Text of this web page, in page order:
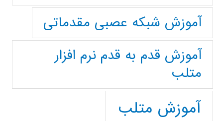
آموزش شبکه عصبی مقدماتی
آموزش قدم به قدم نرم افزار
متلب
آموزش متلب